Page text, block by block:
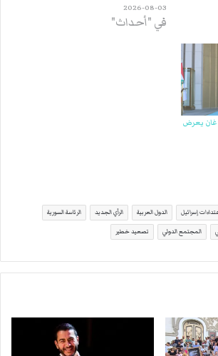
2026-08-03
في "أحداث"
يعرض
إسرائيل الدول العربية الرأي الجديد الرئاسة السورية
المجتمع الدولي تصعيد خطير